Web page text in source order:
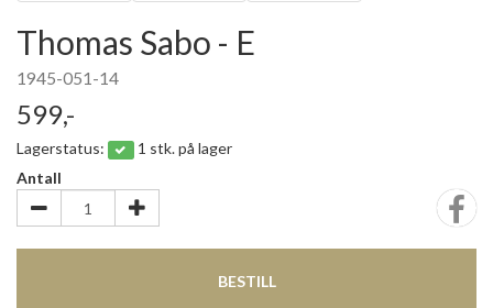
Thomas Sabo - E
1945-051-14
599,-
Lagerstatus:
1 stk. på lager
Antall
BESTILL